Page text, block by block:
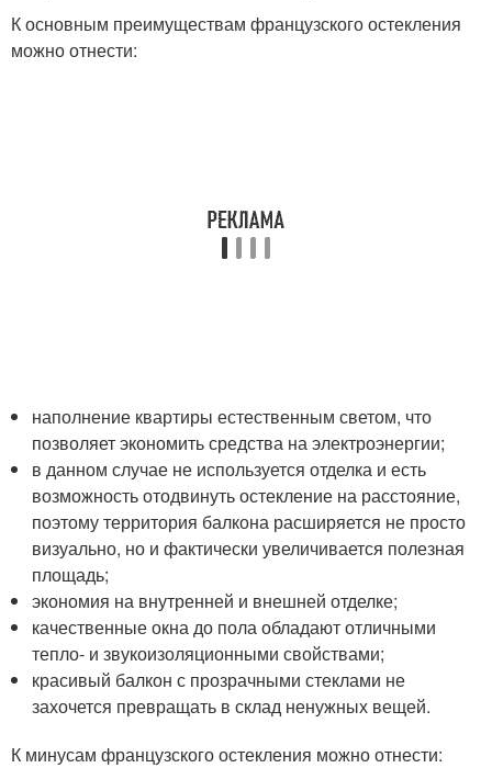
К основным преимуществам французского остекления
можно отнести:
наполнение квартиры естественным светом, что
позволяет экономить средства на электроэнергии;
в данном случае не используется отделка и есть
возможность отодвинуть остекление на расстояние,
поэтому территория балкона расширяется не просто
визуально, но и фактически увеличивается полезная
площадь;
экономия на внутренней и внешней отделке;
качественные окна до пола обладают отличными
тепло- и звукоизоляционными свойствами;
красивый балкон с прозрачными стеклами не
захочется превращать в склад ненужных вещей.
К минусам французского остекления можно отнести: